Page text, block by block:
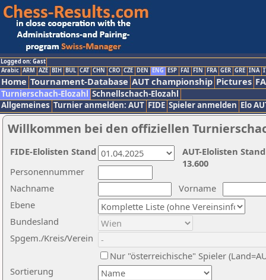
Logged on: Gast
Arabic ARM AZE BIH BUL CAT CHN CRO CZE DEN ENG ESP FAI FIN FRA GER GRE INA
Home Tournament-Database AUT championship Pictures
Turnierschach-Elozahl Schnellschach-Elozahl
Allgemeines Turnier anmelden: AUT FIDE Spieler anmelden Elo
Willkommen bei den offiziellen
Nachname
Vorname
Ebene
Sortierung
Personennummer
Bundesland
Spgem./Kreis/Verein
Nur "österreichische" Spieler
AUT-Elolisten
13.600
FIDE-Elolisten Stand